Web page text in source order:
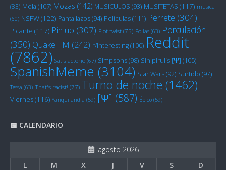
(83) Mola (107) Mozas (142) MUSICULOS (93) MUSITETAS (117) música
(60) NSFW(122) Pantallazos(94) Películas(111) Perrete (304)
Picante (117) Pin up (307) Plot twist (75) Pollas (63) Porculación
(350) Quake FM (242) r/Interesting(100) Reddit
(7862) Satisfactorio (67) Simpsons(98) Sin pirulís [Ψ] (105)
SpanishMeme (3104) Star Wars(92) Surtido (97)
Tessa (63) That's racist! (77) Turno de noche (1462)
Viernes(116) Yanquilandia (59) [Ψ] (587) Épico (59)
📅 CALENDARIO
agosto 2026
L
M X J V S D